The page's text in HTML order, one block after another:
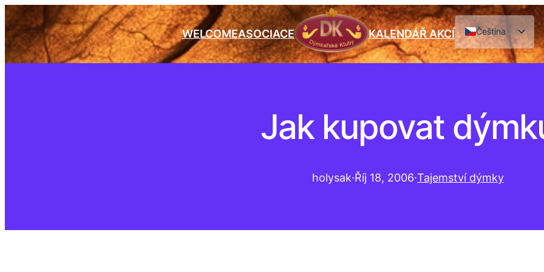
WELCOMEASOCIACE KALENDÁŘ AKCÍ
Čeština
English
Jak kupovat
holysak·Říj 18, 2006·Tajemství dýmky